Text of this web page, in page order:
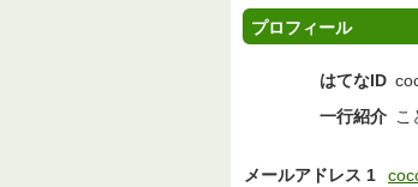
プロフィール
はてなID
一行紹介 こ
メールアドレス 1